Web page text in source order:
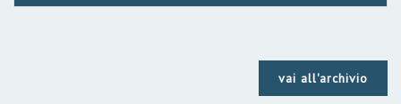
vai all'archivio